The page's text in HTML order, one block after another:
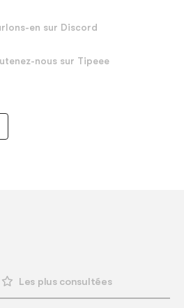
Les plus consultées